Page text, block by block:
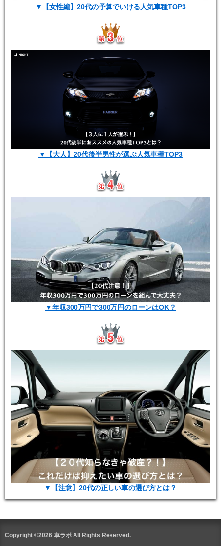
▼【女性編】20代の予算でいける人気車種TOP3
▼【大人】20代後半男性が選ぶ人気車種TOP3
▼年収300万円で300万円のローンはOK？
▼【注意】20代の正しい車の選び方とは？
Copyright ©2026 車ラボ All Rights Reserved.